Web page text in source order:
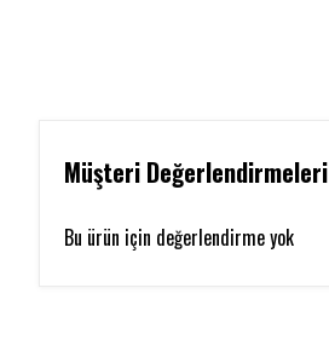
Müşteri Değerlendirmeleri
Bu ürün için değerlendirme yok